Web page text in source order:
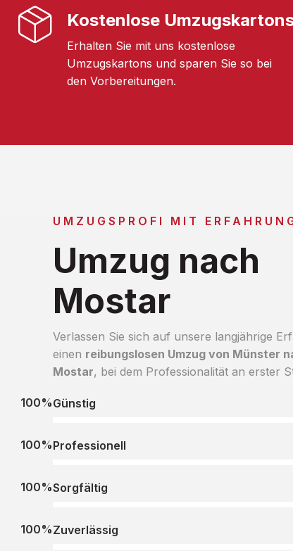
Kostenlose
Erhalten Sie mit uns kostenlose
Umzugskartons und sparen Sie so bei
den Vorbereitungen.
UMZUGSPROFI MIT
Umzug nach
Mostar
Verlassen Sie sich auf unsere langjährige
einen reibungslosen Umzug von Münster
Mostar, bei dem Professionalität an erster
Günstig
100%
Professionell
100%
Sorgfältig
100%
Zuverlässig
100%